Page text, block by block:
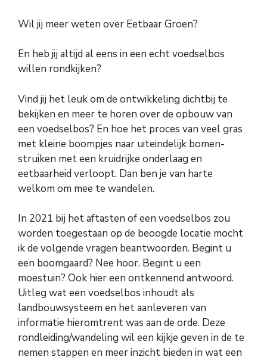
Wil jij meer weten over Eetbaar Groen?
En heb jij altijd al eens in een echt voedselbos
willen rondkijken?
Vind jij het leuk om de ontwikkeling dichtbij te
bekijken en meer te horen over de opbouw van
een voedselbos? En hoe het proces van veel gras
met kleine boompjes naar uiteindelijk bomen-
struiken met een kruidrijke onderlaag en
eetbaarheid verloopt. Dan ben je van harte
welkom om mee te wandelen.
In 2021 bij het aftasten of een voedselbos zou
worden toegestaan op de beoogde locatie mocht
ik de volgende vragen beantwoorden. Begint u
een boomgaard? Nee hoor. Begint u een
moestuin? Ook hier een ontkennend antwoord.
Uitleg wat een voedselbos inhoudt als
landbouwsysteem en het aanleveren van
informatie hieromtrent was aan de orde. Deze
rondleiding/wandeling wil een kijkje geven in de te
nemen stappen en meer inzicht bieden in wat een